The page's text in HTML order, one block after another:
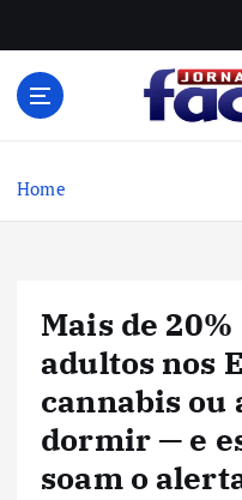
Home
Mais de
adultos nos
cannabis ou
dormir — e
soam o